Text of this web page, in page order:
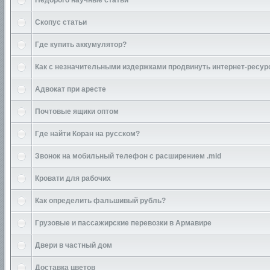
Скопус статьи
Где купить аккумулятор?
Как с незначительными издержками продвинуть интернет-
Адвокат при аресте
Почтовые ящики оптом
Где найти Коран на русском?
Звонок на мобильный телефон с расширением .mid
Кровати для рабочих
Как определить фальшивый рубль?
Грузовые и пассажирские перевозки в Армавире
Двери в частный дом
Доставка цветов